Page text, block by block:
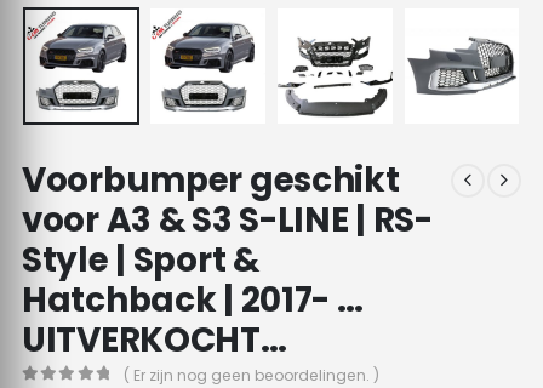
Voorbumper geschikt
voor A3 & S3 S-LINE | RS-
Style | Sport &
Hatchback | 2017- …
UITVERKOCHT…
( Er zijn nog geen beoordelingen. )